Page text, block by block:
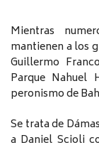
Mientras
mantienen a los
Guillermo
Parque Nahuel
peronismo de
Se trata de
a Daniel Scioli